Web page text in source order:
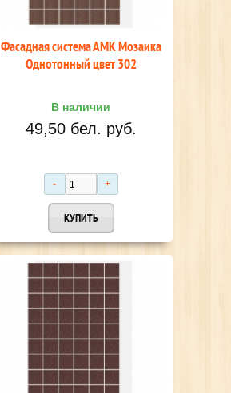
Фасадная система АМК Мозаика
Однотонный цвет 302
В наличии
49,50 бел. руб.